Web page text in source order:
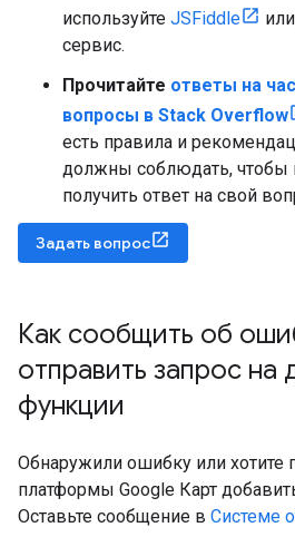
используйте JSFiddle
сервис.
Прочитайте ответы на
вопросы в Stack Overflow
есть правила и
должны соблюдать, чтобы
получить ответ на свой
Задать вопрос
Как сообщить об
отправить запрос на
функции
Обнаружили ошибку или хотите
платформы Google Карт
Оставьте сообщение в Системе